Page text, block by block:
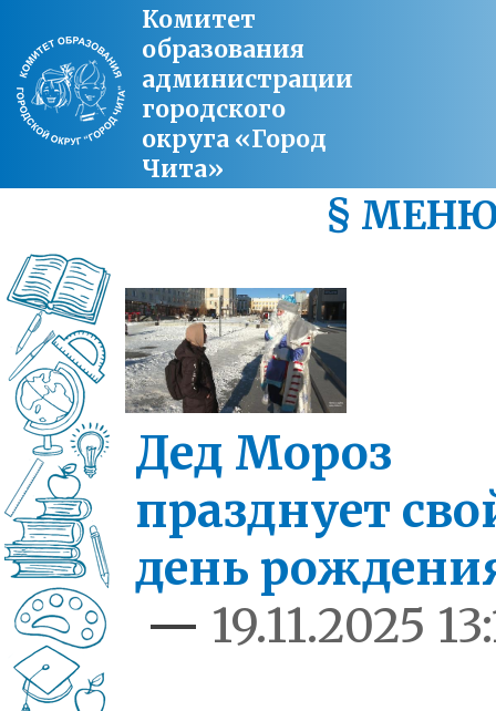
Комитет
образования
администрации
городского
округа «Город
Чита»
§
Дед Мороз
празднует
день
— 19.11.2025